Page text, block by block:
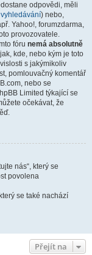
odpovědi, měli
) nebo,
Yahoo!, forumzdarma,
provozovatele.
fóru nemá absolutně
kde, nebo kým je toto
s jakýmikoliv
pomlouvačný komentář
nebo se
Limited týkající se
očekávat, že
nás“, který se
povolena
se také nachází
Přejít na